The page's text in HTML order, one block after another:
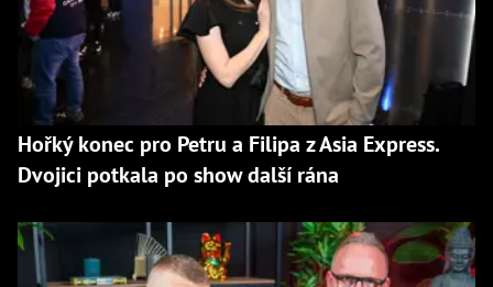
Hořký konec pro Petru a Filipa z Asia Express.
Dvojici potkala po show další rána